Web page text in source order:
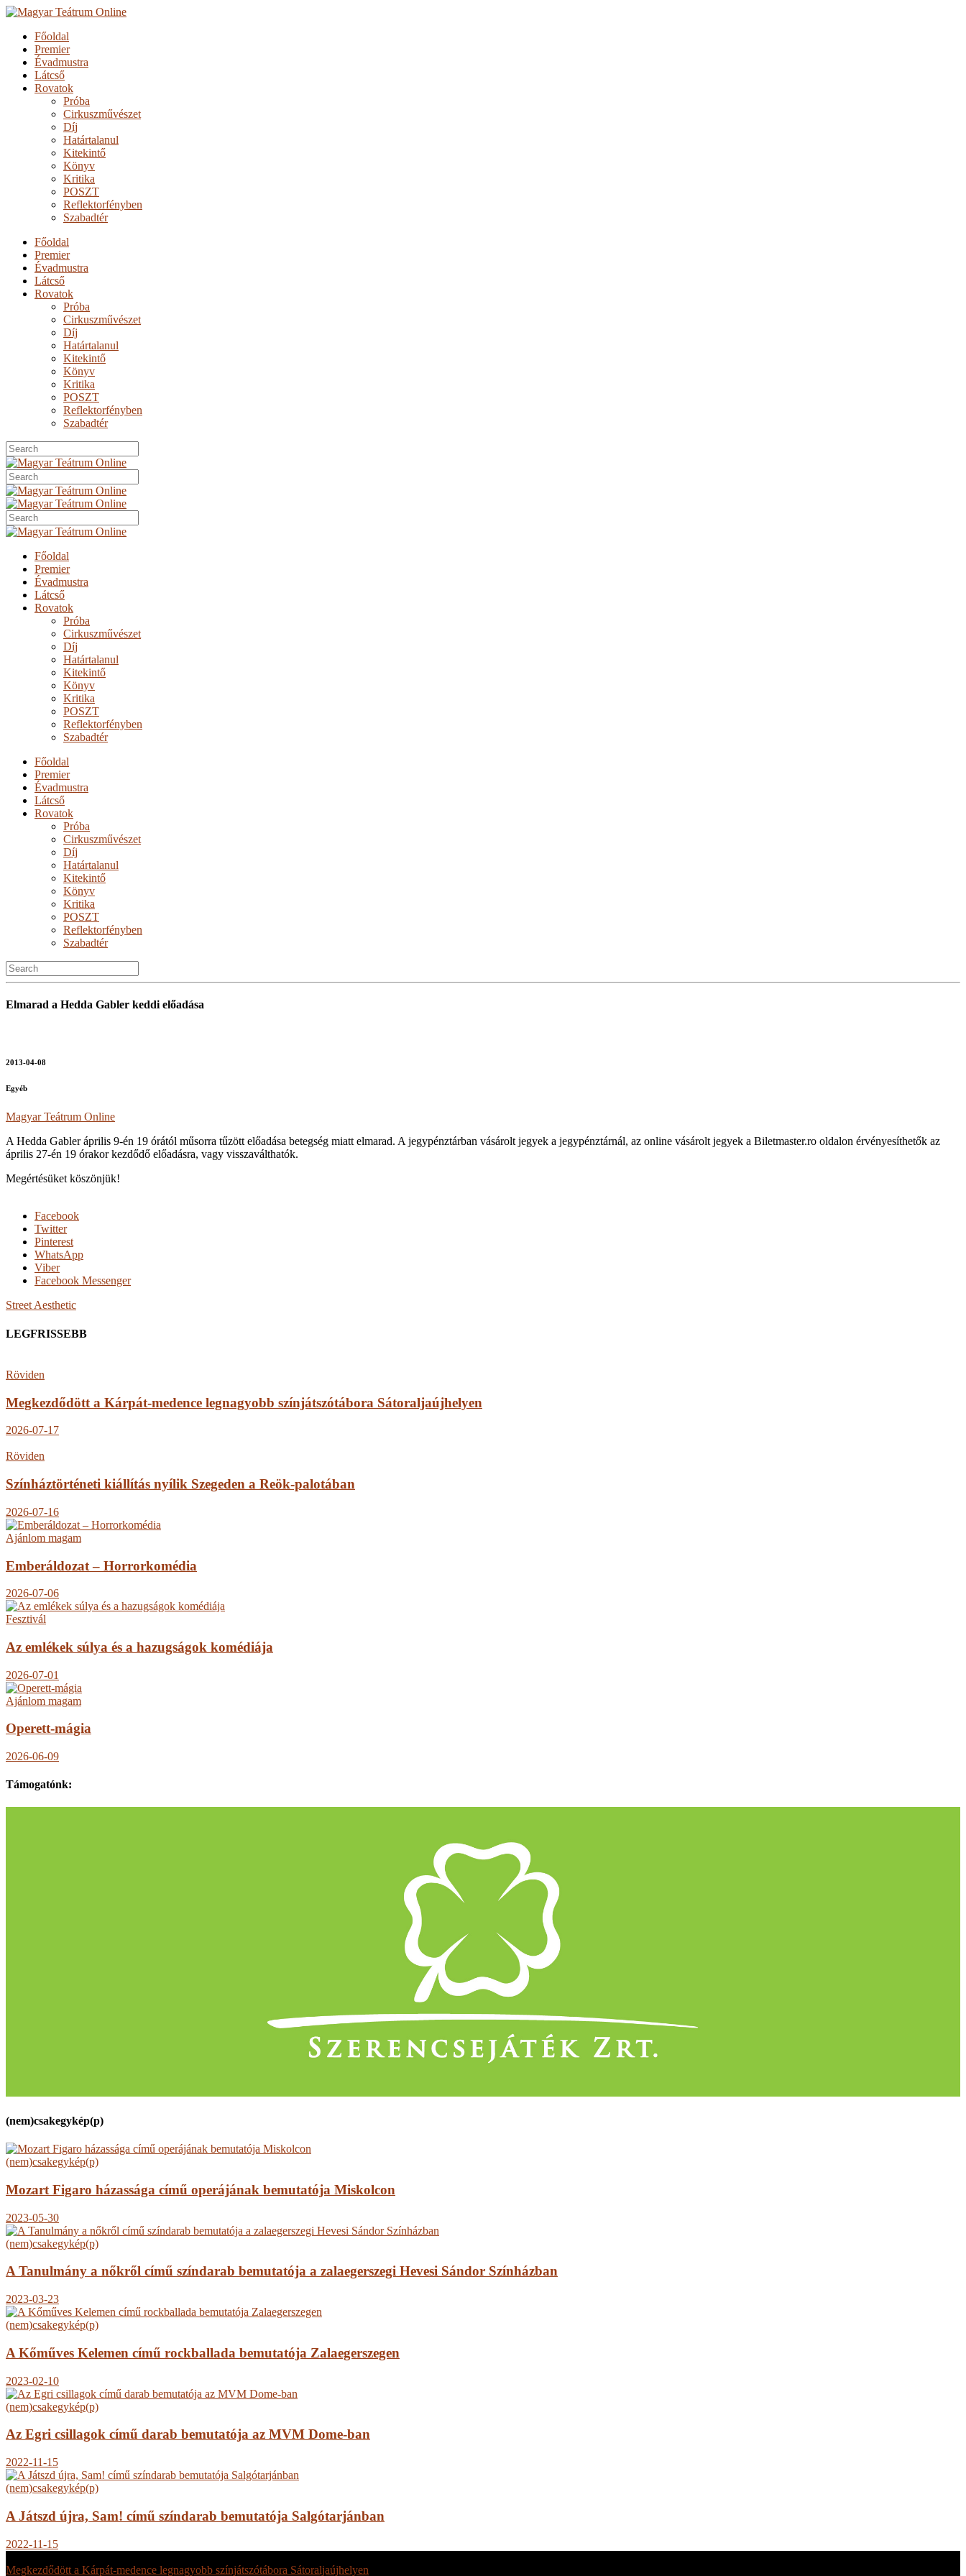
Főoldal
Premier
Évadmustra
Látcső
Rovatok
Próba
Cirkuszművészet
Díj
Határtalanul
Kitekintő
Könyv
Kritika
POSZT
Reflektorfényben
Szabadtér
Főoldal
Premier
Évadmustra
Látcső
Rovatok
Próba
Cirkuszművészet
Díj
Határtalanul
Kitekintő
Könyv
Kritika
POSZT
Reflektorfényben
Szabadtér
Főoldal
Premier
Évadmustra
Látcső
Rovatok
Próba
Cirkuszművészet
Díj
Határtalanul
Kitekintő
Könyv
Kritika
POSZT
Reflektorfényben
Szabadtér
Főoldal
Premier
Évadmustra
Látcső
Rovatok
Próba
Cirkuszművészet
Díj
Határtalanul
Kitekintő
Könyv
Kritika
POSZT
Reflektorfényben
Szabadtér
Elmarad a Hedda Gabler keddi előadása
2013-04-08
Egyéb
Magyar Teátrum Online
A Hedda Gabler április 9-én 19 órától műsorra tűzött előadása betegség miatt elmarad. A jegypénztárban vásárolt jegyek a jegypénztárnál, az online vásárolt jegyek a Biletmaster.ro oldalon érvényesíthetők az
április 27-én 19 órakor kezdődő előadásra, vagy visszaválthatók.
Megértésüket köszönjük!
Facebook
Twitter
Pinterest
WhatsApp
Viber
Facebook Messenger
Street Aesthetic
LEGFRISSEBB
Röviden
Megkezdődött a Kárpát-medence legnagyobb színjátszótábora Sátoraljaújhelyen
2026-07-17
Röviden
Színháztörténeti kiállítás nyílik Szegeden a Reök-palotában
2026-07-16
Ajánlom magam
Emberáldozat – Horrorkomédia
2026-07-06
Fesztivál
Az emlékek súlya és a hazugságok komédiája
2026-07-01
Ajánlom magam
Operett-mágia
2026-06-09
Támogatónk:
(nem)csakegykép(p)
(nem)csakegykép(p)
Mozart Figaro házassága című operájának bemutatója Miskolcon
2023-05-30
(nem)csakegykép(p)
A Tanulmány a nőkről című színdarab bemutatója a zalaegerszegi Hevesi Sándor Színházban
2023-03-23
(nem)csakegykép(p)
A Kőműves Kelemen című rockballada bemutatója Zalaegerszegen
2023-02-10
(nem)csakegykép(p)
Az Egri csillagok című darab bemutatója az MVM Dome-ban
2022-11-15
(nem)csakegykép(p)
A Játszd újra, Sam! című színdarab bemutatója Salgótarjánban
2022-11-15
Megkezdődött a Kárpát-medence legnagyobb színjátszótábora Sátoraljaújhelyen